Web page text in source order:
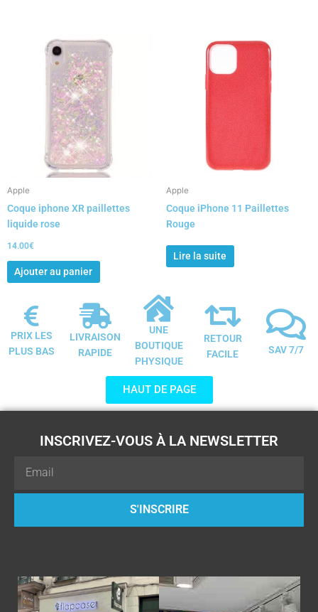
Apple
Coque iphone XR paillettes
liquide rose
14.00€
Ajouter au panier
Apple
Coque iPhone 11 Paillettes
Rouge
Lire la suite
PRIX LES
PLUS BAS
LIVRAISON
RAPIDE
UNE
BOUTIQUE
PHYSIQUE
RETOUR
FACILE
SAV 7/7
HAUT DE PAGE
INSCRIVEZ-VOUS À LA NEWSLETTER
S'INSCRIRE